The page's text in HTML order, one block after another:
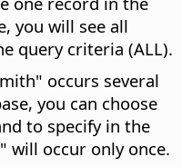
you will see all
query criteria (ALL).
occurs several
you can choose
to specify in the
will occur only once.